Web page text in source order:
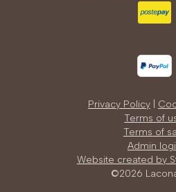
Privacy Policy|
Terms of
Terms of
Admin
Website created by
©2026